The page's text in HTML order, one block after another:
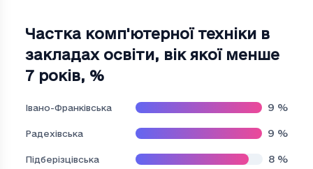
Частка комп'ютерної техніки в
закладах освіти, вік якої менше
7 років, %
Івано-Франківська 9 %
Радехівська 9 %
Підберізцівська 8 %